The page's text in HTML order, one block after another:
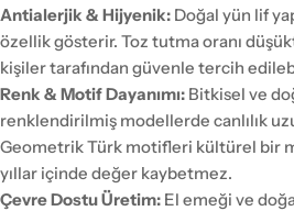
Antialerjik & Hijyenik: Doğal yün lif
özellik gösterir. Toz tutma oranı
kişiler tarafından güvenle tercih
Renk & Motif Dayanımı: Bitkisel ve
renklendirilmiş modellerde canlılık
Geometrik Türk motifleri kültürel bir
yıllar içinde değer kaybetmez.
Çevre Dostu Üretim: El emeği ve